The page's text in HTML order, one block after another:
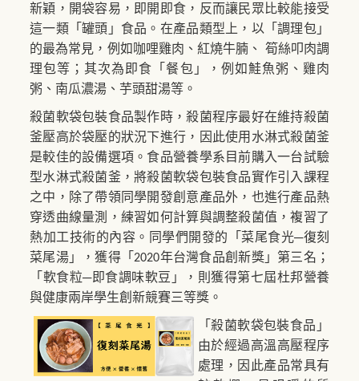
新穎，開袋容易，即開即食，反而讓民眾比較能接受
這一類「罐頭」食品。在產品類型上，以「調理包」
的最為常見，例如咖哩雞肉、紅燒牛腩、
筍絲叩肉調
理包等；其次為即食「餐包」，例如鮭魚粥、雞肉
粥、南瓜濃湯、芋頭甜湯等。
殺菌軟袋包裝食品製作時，殺菌程序最好在維持殺菌
釜壓高於袋壓的狀況下進行，因此使用水淋式殺菌釜
是較佳的設備選項。食品營養學系目前購入一台試驗
型水淋式殺菌釜，將殺菌軟袋包裝食品實作引入課程
之中，除了帶領同學開發創意產品外，也進行產品熱
穿透曲線量測，練習如何計算與調整殺菌值，複習了
熱加工技術的內容。同學們開發的「菜尾食光─復刻
菜尾湯」，獲得「 2020年台灣食品創新獎」第三名；
「軟食粒─即食調味軟豆」，則獲得第七屆杜邦營養
與健康兩岸學生創新競賽三等獎。
「殺菌軟袋包裝食品」
由於經過高溫高壓程序
處理，因此產品常具有